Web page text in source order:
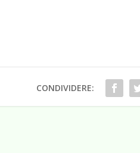
CONDIVIDERE: